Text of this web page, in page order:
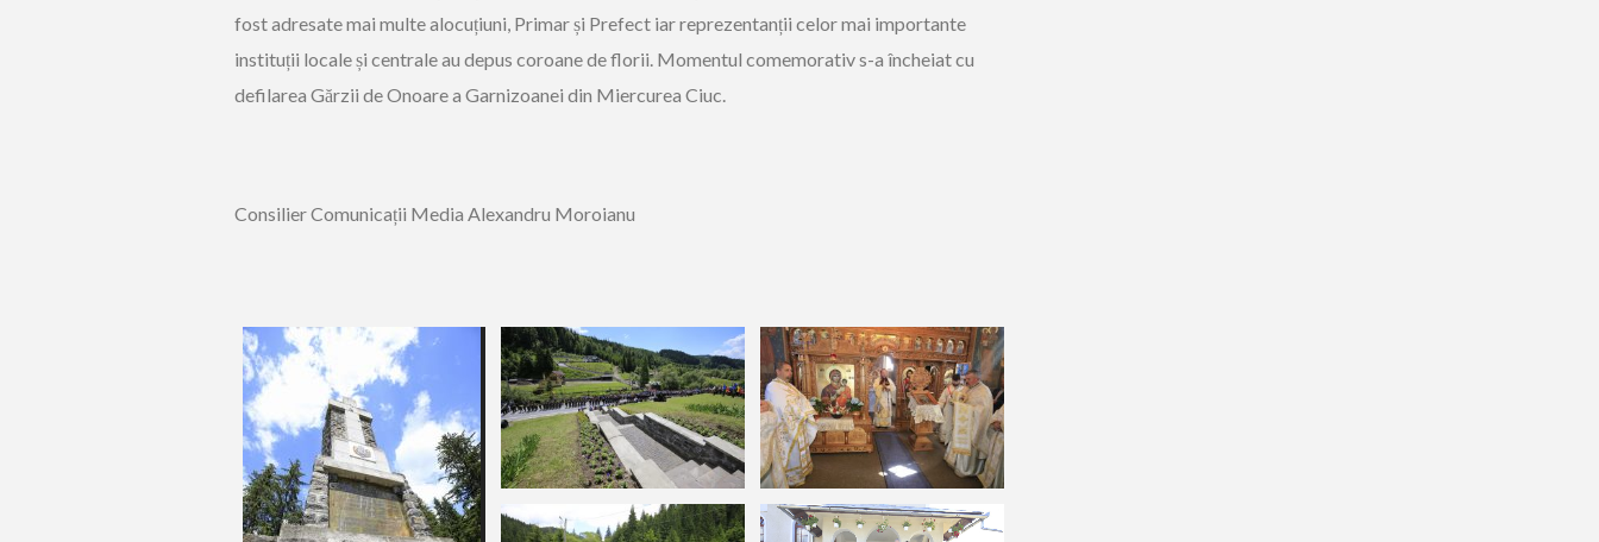
fost adresate mai multe alocuțiuni, Primar și Prefect iar reprezentanții celor mai importante
instituții locale și centrale au depus coroane de florii. Momentul comemorativ s-a încheiat cu
defilarea Gărzii de Onoare a Garnizoanei din Miercurea Ciuc.
Consilier Comunicații Media Alexandru Moroianu